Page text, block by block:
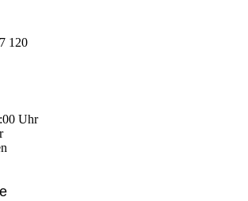
120
Uhr